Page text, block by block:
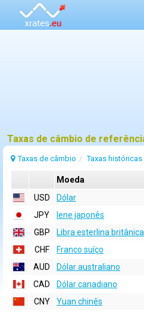
Taxas de câmbio Taxas históricas
Moeda
USD
Dólar
JPY
Iene japonês
GBP
Libra esterlina britânica
CHF
Franco suíço
AUD
Dólar australiano
CAD
Dólar canadiano
CNY
Yuan chinês